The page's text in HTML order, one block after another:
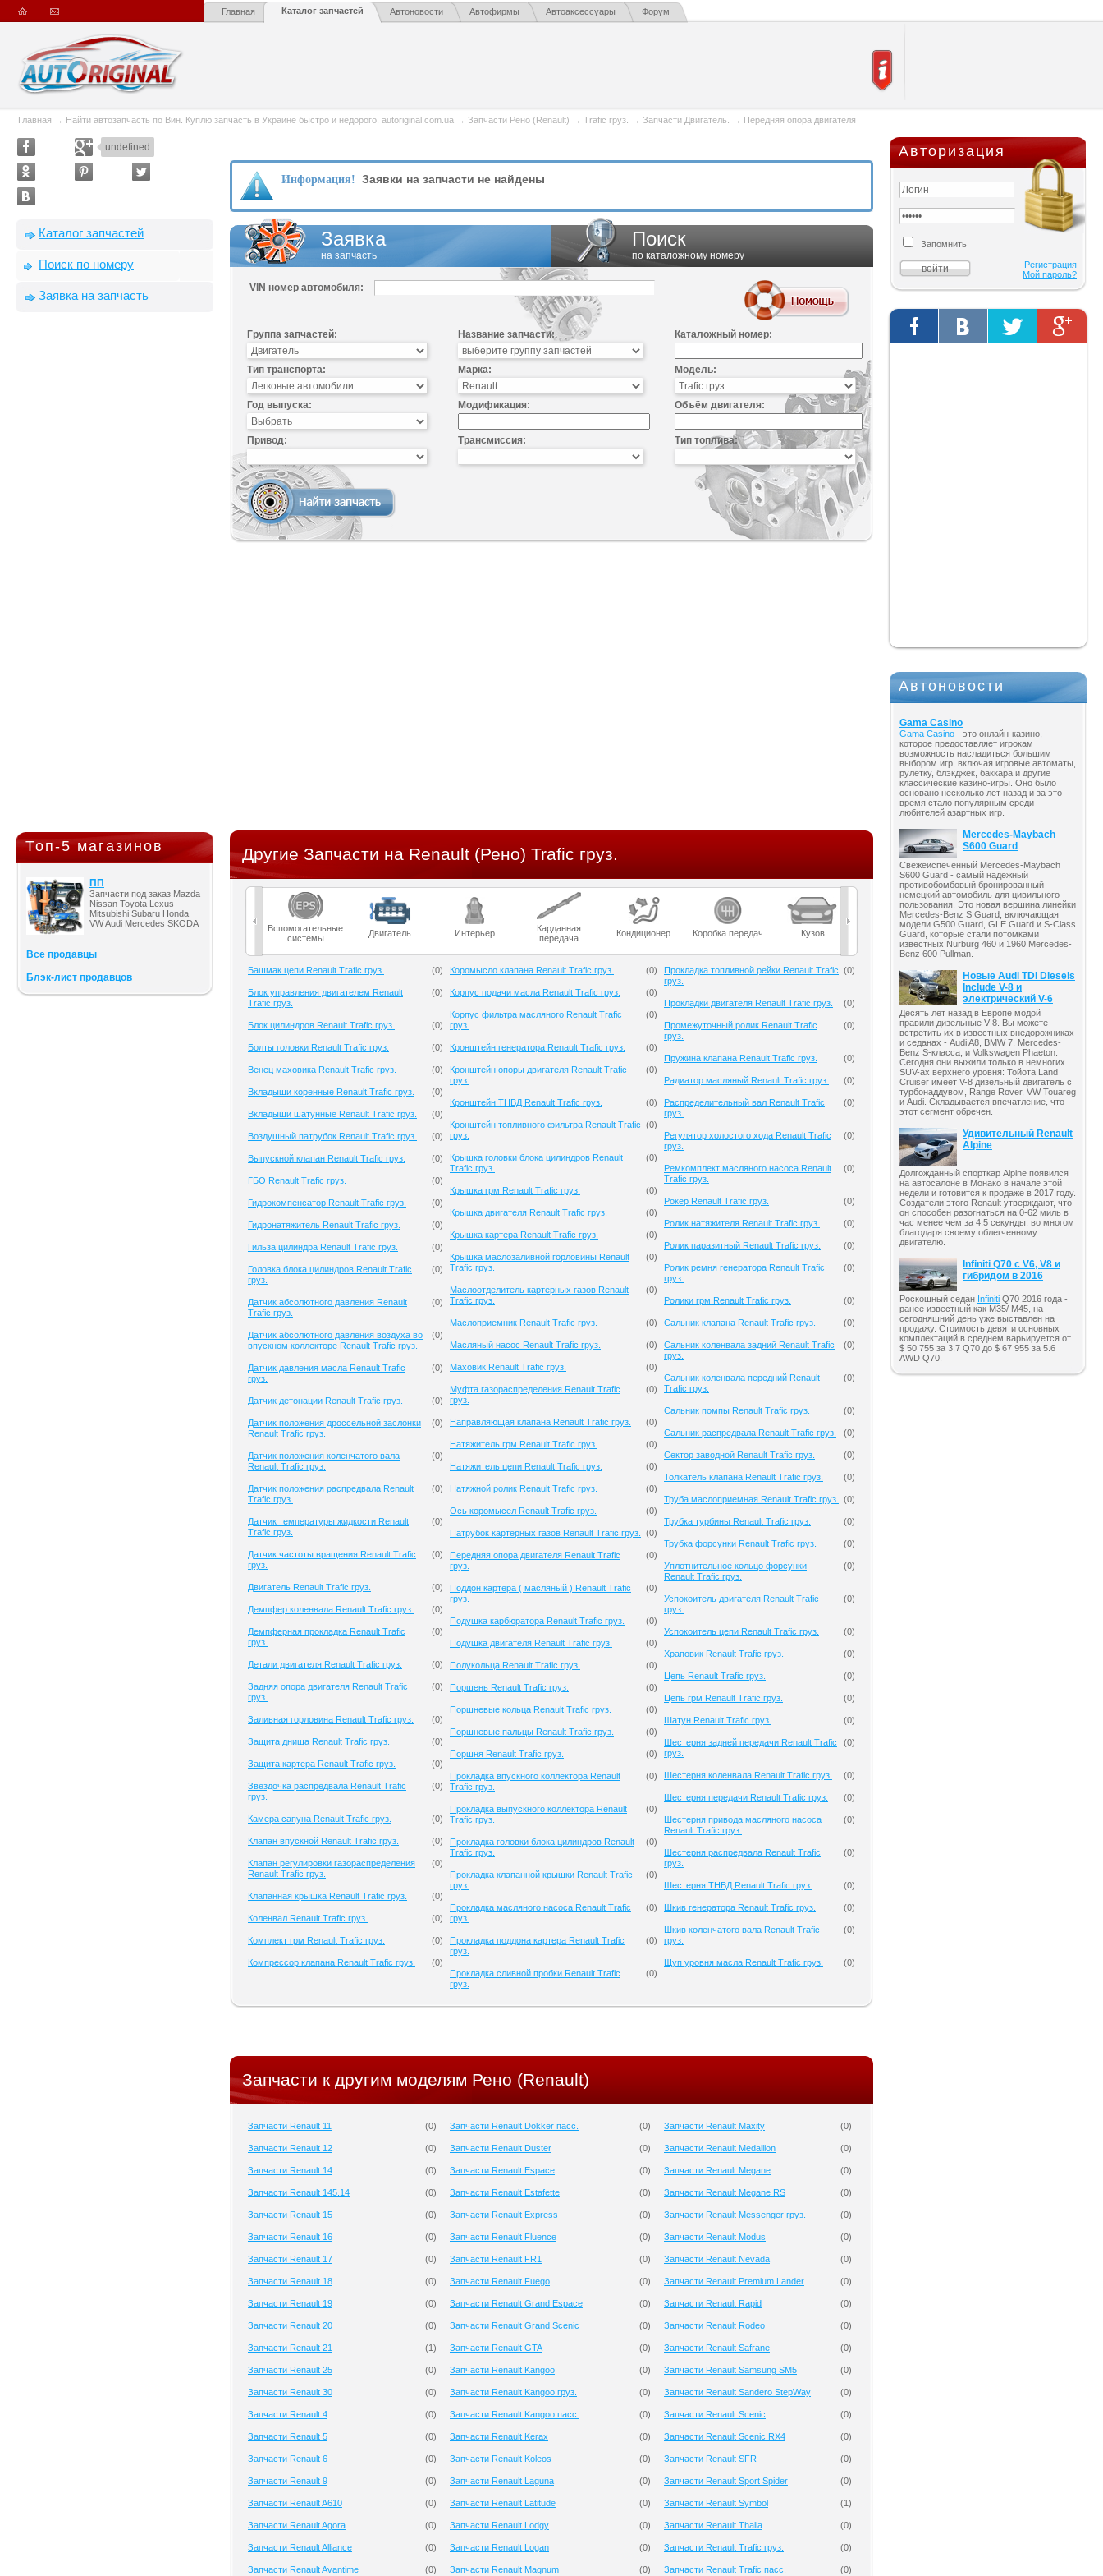
Главная Каталог запчастей Автоновости Автофирмы Автоаксессуары Форум
Главная → Найти автозапчасть по Вин. Куплю запчасть в Украине быстро и недорого. autoriginal.com.ua → Запчасти Рено (Renault) → Trafic груз. → Запчасти Двигатель. → Передняя опора двигателя
undefined
Каталог запчастей
Поиск по номеру
Заявка на запчасть
Топ-5 магазинов
ПП
Запчасти под заказ Mazda
Nissan Toyota Lexus
Mitsubishi Subaru Honda
VW Audi Mercedes SKODA
Все продавцы
Блэк-лист продавцов
Информация! Заявки на запчасти не найдены
Заявка
на запчасть
Поиск
по каталожному номеру
VIN номер автомобиля:
Группа запчастей: Название запчасти: Каталожный номер:
Тип транспорта: Марка: Модель:
Год выпуска: Модификация: Объём двигателя:
Привод: Трансмиссия: Тип топлива:
Другие Запчасти на Renault (Рено) Trafic груз.
Вспомогательные
системы
Двигатель Интерьер
Карданная
передача
Кондиционер Коробка передач Кузов Масла Мост
Башмак цепи Renault Trafic груз. (0)
Блок управления двигателем Renault
Trafic груз.
(0)
Блок цилиндров Renault Trafic груз. (0)
Болты головки Renault Trafic груз. (0)
Венец маховика Renault Trafic груз. (0)
Вкладыши коренные Renault Trafic груз. (0)
Вкладыши шатунные Renault Trafic груз. (0)
Воздушный патрубок Renault Trafic груз. (0)
Выпускной клапан Renault Trafic груз. (0)
ГБО Renault Trafic груз. (0)
Гидрокомпенсатор Renault Trafic груз. (0)
Гидронатяжитель Renault Trafic груз. (0)
Гильза цилиндра Renault Trafic груз. (0)
Головка блока цилиндров Renault Trafic
груз.
(0)
Датчик абсолютного давления Renault
Trafic груз.
(0)
Датчик абсолютного давления воздуха во
впускном коллекторе Renault Trafic груз.
(0)
Датчик давления масла Renault Trafic
груз.
(0)
Датчик детонации Renault Trafic груз. (0)
Датчик положения дроссельной заслонки
Renault Trafic груз.
(0)
Датчик положения коленчатого вала
Renault Trafic груз.
(0)
Датчик положения распредвала Renault
Trafic груз.
(0)
Датчик температуры жидкости Renault
Trafic груз.
(0)
Датчик частоты вращения Renault Trafic
груз.
(0)
Двигатель Renault Trafic груз. (0)
Демпфер коленвала Renault Trafic груз. (0)
Демпферная прокладка Renault Trafic
груз.
(0)
Детали двигателя Renault Trafic груз. (0)
Задняя опора двигателя Renault Trafic
груз.
(0)
Заливная горловина Renault Trafic груз. (0)
Защита днища Renault Trafic груз. (0)
Защита картера Renault Trafic груз. (0)
Звездочка распредвала Renault Trafic
груз.
(0)
Камера сапуна Renault Trafic груз. (0)
Клапан впускной Renault Trafic груз. (0)
Клапан регулировки газораспределения
Renault Trafic груз.
(0)
Клапанная крышка Renault Trafic груз. (0)
Коленвал Renault Trafic груз. (0)
Комплект грм Renault Trafic груз. (0)
Компрессор клапана Renault Trafic груз. (0)
Коромысло клапана Renault Trafic груз. (0)
Корпус подачи масла Renault Trafic груз. (0)
Корпус фильтра масляного Renault Trafic
груз.
(0)
Кронштейн генератора Renault Trafic груз. (0)
Кронштейн опоры двигателя Renault Trafic
груз.
(0)
Кронштейн ТНВД Renault Trafic груз. (0)
Кронштейн топливного фильтра Renault Trafic
груз.
(0)
Крышка головки блока цилиндров Renault
Trafic груз.
(0)
Крышка грм Renault Trafic груз. (0)
Крышка двигателя Renault Trafic груз. (0)
Крышка картера Renault Trafic груз. (0)
Крышка маслозаливной горловины Renault
Trafic груз.
(0)
Маслоотделитель картерных газов Renault
Trafic груз.
(0)
Маслоприемник Renault Trafic груз. (0)
Масляный насос Renault Trafic груз. (0)
Маховик Renault Trafic груз. (0)
Муфта газораспределения Renault Trafic
груз.
(0)
Направляющая клапана Renault Trafic груз. (0)
Натяжитель грм Renault Trafic груз. (0)
Натяжитель цепи Renault Trafic груз. (0)
Натяжной ролик Renault Trafic груз. (0)
Ось коромысел Renault Trafic груз. (0)
Патрубок картерных газов Renault Trafic груз. (0)
Передняя опора двигателя Renault Trafic
груз.
(0)
Поддон картера ( масляный ) Renault Trafic
груз.
(0)
Подушка карбюратора Renault Trafic груз. (0)
Подушка двигателя Renault Trafic груз. (0)
Полукольца Renault Trafic груз. (0)
Поршень Renault Trafic груз. (0)
Поршневые кольца Renault Trafic груз. (0)
Поршневые пальцы Renault Trafic груз. (0)
Поршня Renault Trafic груз. (0)
Прокладка впускного коллектора Renault
Trafic груз.
(0)
Прокладка выпускного коллектора Renault
Trafic груз.
(0)
Прокладка головки блока цилиндров Renault
Trafic груз.
(0)
Прокладка клапанной крышки Renault Trafic
груз.
(0)
Прокладка масляного насоса Renault Trafic
груз.
(0)
Прокладка поддона картера Renault Trafic
груз.
(0)
Прокладка сливной пробки Renault Trafic
груз.
(0)
Прокладка топливной рейки Renault Trafic
груз.
(0)
Прокладки двигателя Renault Trafic груз. (0)
Промежуточный ролик Renault Trafic
груз.
(0)
Пружина клапана Renault Trafic груз. (0)
Радиатор масляный Renault Trafic груз. (0)
Распределительный вал Renault Trafic
груз.
(0)
Регулятор холостого хода Renault Trafic
груз.
(0)
Ремкомплект масляного насоса Renault
Trafic груз.
(0)
Рокер Renault Trafic груз. (0)
Ролик натяжителя Renault Trafic груз. (0)
Ролик паразитный Renault Trafic груз. (0)
Ролик ремня генератора Renault Trafic
груз.
(0)
Ролики грм Renault Trafic груз. (0)
Сальник клапана Renault Trafic груз. (0)
Сальник коленвала задний Renault Trafic
груз.
(0)
Сальник коленвала передний Renault
Trafic груз.
(0)
Сальник помпы Renault Trafic груз. (0)
Сальник распредвала Renault Trafic груз. (0)
Сектор заводной Renault Trafic груз. (0)
Толкатель клапана Renault Trafic груз. (0)
Труба маслоприемная Renault Trafic груз. (0)
Трубка турбины Renault Trafic груз. (0)
Трубка форсунки Renault Trafic груз. (0)
Уплотнительное кольцо форсунки
Renault Trafic груз.
(0)
Успокоитель двигателя Renault Trafic
груз.
(0)
Успокоитель цепи Renault Trafic груз. (0)
Храповик Renault Trafic груз. (0)
Цепь Renault Trafic груз. (0)
Цепь грм Renault Trafic груз. (0)
Шатун Renault Trafic груз. (0)
Шестерня задней передачи Renault Trafic
груз.
(0)
Шестерня коленвала Renault Trafic груз. (0)
Шестерня передачи Renault Trafic груз. (0)
Шестерня привода масляного насоса
Renault Trafic груз.
(0)
Шестерня распредвала Renault Trafic
груз.
(0)
Шестерня ТНВД Renault Trafic груз. (0)
Шкив генератора Renault Trafic груз. (0)
Шкив коленчатого вала Renault Trafic
груз.
(0)
Щуп уровня масла Renault Trafic груз. (0)
Запчасти к другим моделям Рено (Renault)
Запчасти Renault 11 (0)
Запчасти Renault 12 (0)
Запчасти Renault 14 (0)
Запчасти Renault 145.14 (0)
Запчасти Renault 15 (0)
Запчасти Renault 16 (0)
Запчасти Renault 17 (0)
Запчасти Renault 18 (0)
Запчасти Renault 19 (0)
Запчасти Renault 20 (0)
Запчасти Renault 21 (1)
Запчасти Renault 25 (0)
Запчасти Renault 30 (0)
Запчасти Renault 4 (0)
Запчасти Renault 5 (0)
Запчасти Renault 6 (0)
Запчасти Renault 9 (0)
Запчасти Renault A610 (0)
Запчасти Renault Agora (0)
Запчасти Renault Alliance (0)
Запчасти Renault Avantime (0)
Запчасти Renault Dokker пасс. (0)
Запчасти Renault Duster (0)
Запчасти Renault Espace (0)
Запчасти Renault Estafette (0)
Запчасти Renault Express (0)
Запчасти Renault Fluence (0)
Запчасти Renault FR1 (0)
Запчасти Renault Fuego (0)
Запчасти Renault Grand Espace (0)
Запчасти Renault Grand Scenic (0)
Запчасти Renault GTA (0)
Запчасти Renault Kangoo (0)
Запчасти Renault Kangoo груз. (0)
Запчасти Renault Kangoo пасс. (0)
Запчасти Renault Kerax (0)
Запчасти Renault Koleos (0)
Запчасти Renault Laguna (0)
Запчасти Renault Latitude (0)
Запчасти Renault Lodgy (0)
Запчасти Renault Logan (0)
Запчасти Renault Magnum (0)
Запчасти Renault Maxity (0)
Запчасти Renault Medallion (0)
Запчасти Renault Megane (0)
Запчасти Renault Megane RS (0)
Запчасти Renault Messenger груз. (0)
Запчасти Renault Modus (0)
Запчасти Renault Nevada (0)
Запчасти Renault Premium Lander (0)
Запчасти Renault Rapid (0)
Запчасти Renault Rodeo (0)
Запчасти Renault Safrane (0)
Запчасти Renault Samsung SM5 (0)
Запчасти Renault Sandero StepWay (0)
Запчасти Renault Scenic (0)
Запчасти Renault Scenic RX4 (0)
Запчасти Renault SFR (0)
Запчасти Renault Sport Spider (0)
Запчасти Renault Symbol (1)
Запчасти Renault Thalia (0)
Запчасти Renault Trafic груз. (0)
Запчасти Renault Trafic пасс. (0)
Авторизация
Запомнить
Регистрация
Мой пароль?
Автоновости
Gama Casino
Gama Casino - это онлайн-казино,
которое предоставляет игрокам
возможность насладиться большим
выбором игр, включая игровые автоматы,
рулетку, блэкджек, баккара и другие
классические казино-игры. Оно было
основано несколько лет назад и за это
время стало популярным среди
любителей азартных игр.
Mercedes-Maybach
S600 Guard
Свежеиспеченный Mercedes-Maybach
S600 Guard - самый надежный
противобомбовый бронированный
немецкий автомобиль для цивильного
пользования. Это новая вершина линейки
Mercedes-Benz S Guard, включающая
модели G500 Guard, GLE Guard и S-Class
Guard, которые стали потомками
известных Nurburg 460 и 1960 Mercedes-
Benz 600 Pullman.
Новые Audi TDI Diesels
Include V-8 и
электрический V-6
Десять лет назад в Европе модой
правили дизельные V-8. Вы можете
встретить их в известных внедорожниках
и седанах - Audi A8, BMW 7, Mercedes-
Benz S-класса, и Volkswagen Phaeton.
Сегодня они выжили только в немногих
SUV-ах верхнего уровня: Тойота Land
Cruiser имеет V-8 дизельный двигатель с
турбонаддувом, Range Rover, VW Touareg
и Audi. Складывается впечатление, что
этот сегмент обречен.
Удивительный Renault
Alpine
Долгожданный спорткар Alpine появился
на автосалоне в Монако в начале этой
недели и готовится к продаже в 2017 году.
Создатели этого Renault утверждают, что
он способен разогнаться на 0-62 миль в
час менее чем за 4,5 секунды, во многом
благодаря своему облегченному
двигателю.
Infiniti Q70 с V6, V8 и
гибридом в 2016
Роскошный седан Infiniti Q70 2016 года -
ранее известный как M35/ M45, на
сегодняшний день уже выставлен на
продажу. Стоимость девяти основных
комплектаций в среднем варьируется от
$ 50 755 за 3,7 Q70 до $ 67 955 за 5.6
AWD Q70.